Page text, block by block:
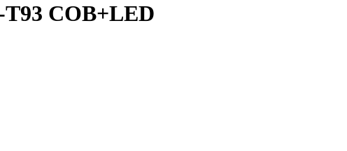
COB+LED